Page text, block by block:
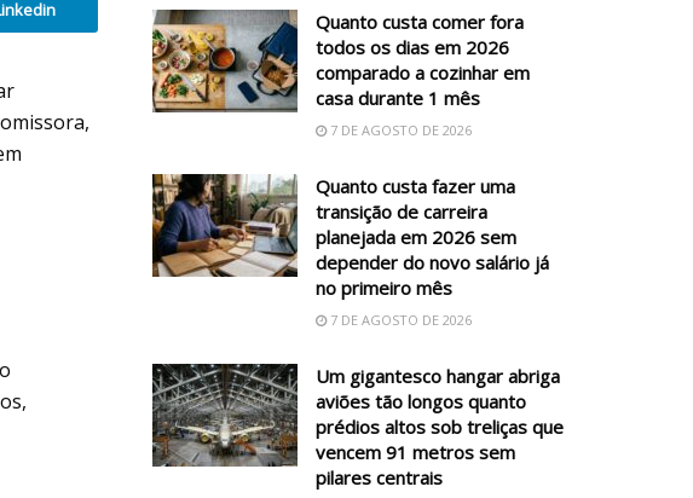
Quanto custa comer fora
todos os dias em 2026
comparado a cozinhar em
casa durante 1 mês
7 DE AGOSTO DE 2026
Quanto custa fazer uma
transição de carreira
planejada em 2026 sem
depender do novo salário já
no primeiro mês
7 DE AGOSTO DE 2026
Um gigantesco hangar abriga
aviões tão longos quanto
prédios altos sob treliças que
vencem 91 metros sem
pilares centrais